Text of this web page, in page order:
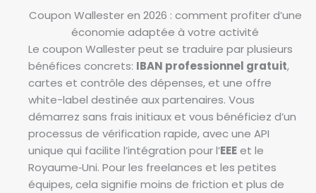
Coupon Wallester en 2026 : comment profiter d’une
économie adaptée à votre activité
Le coupon Wallester peut se traduire par plusieurs
bénéfices concrets: IBAN professionnel gratuit,
cartes et contrôle des dépenses, et une offre
white-label destinée aux partenaires. Vous
démarrez sans frais initiaux et vous bénéficiez d’un
processus de vérification rapide, avec une API
unique qui facilite l’intégration pour l’EEEet le
Royaume‑Uni. Pour les freelances et les petites
équipes, cela signifie moins de friction et plus de